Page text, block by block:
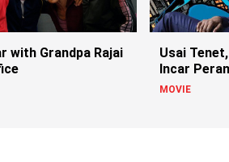
with Grandpa Rajai
Usai
Incar
MOVIE